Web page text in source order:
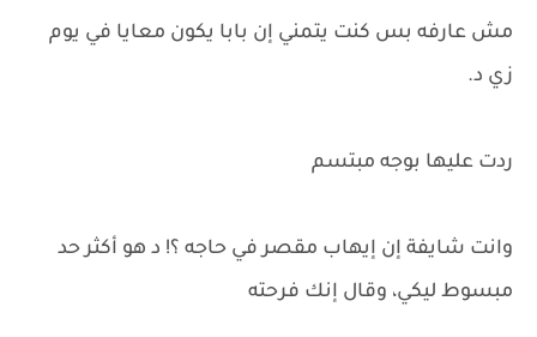
مش عارفه بس كنت يتمني إن بابا يكون معايا في يوم
زي د.
ردت عليها بوجه مبتسم
وانت شايفة إن إيهاب مقصر في حاجه ؟! د هو أكثر حد
مبسوط ليكي، وقال إنك فرحته